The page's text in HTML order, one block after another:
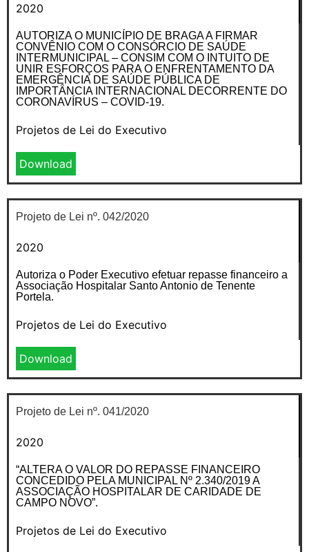
2020
AUTORIZA O MUNICÍPIO DE BRAGA A FIRMAR
CONVÊNIO COM O CONSÓRCIO DE SAÚDE
INTERMUNICIPAL – CONSIM COM O INTUITO DE
UNIR ESFORÇOS PARA O ENFRENTAMENTO DA
EMERGÊNCIA DE SAÚDE PÚBLICA DE
IMPORTÂNCIA INTERNACIONAL DECORRENTE DO
CORONAVÍRUS – COVID-19.
Projetos de Lei do Executivo
Download
Projeto de Lei nº. 042/2020
2020
Autoriza o Poder Executivo efetuar repasse financeiro a
Associação Hospitalar Santo Antonio de Tenente
Portela.
Projetos de Lei do Executivo
Download
Projeto de Lei nº. 041/2020
2020
“ALTERA O VALOR DO REPASSE FINANCEIRO
CONCEDIDO PELA MUNICIPAL Nº 2.340/2019 A
ASSOCIAÇÃO HOSPITALAR DE CARIDADE DE
CAMPO NOVO”.
Projetos de Lei do Executivo